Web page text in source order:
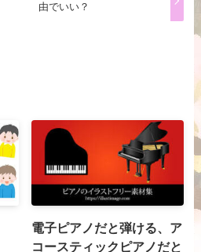
由でいい？
電子ピアノだと弾ける、ア
コースティックピアノだと